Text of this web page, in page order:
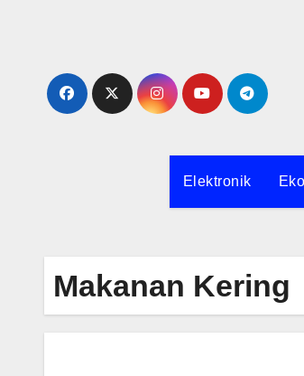
Elektronik
Makanan Kering